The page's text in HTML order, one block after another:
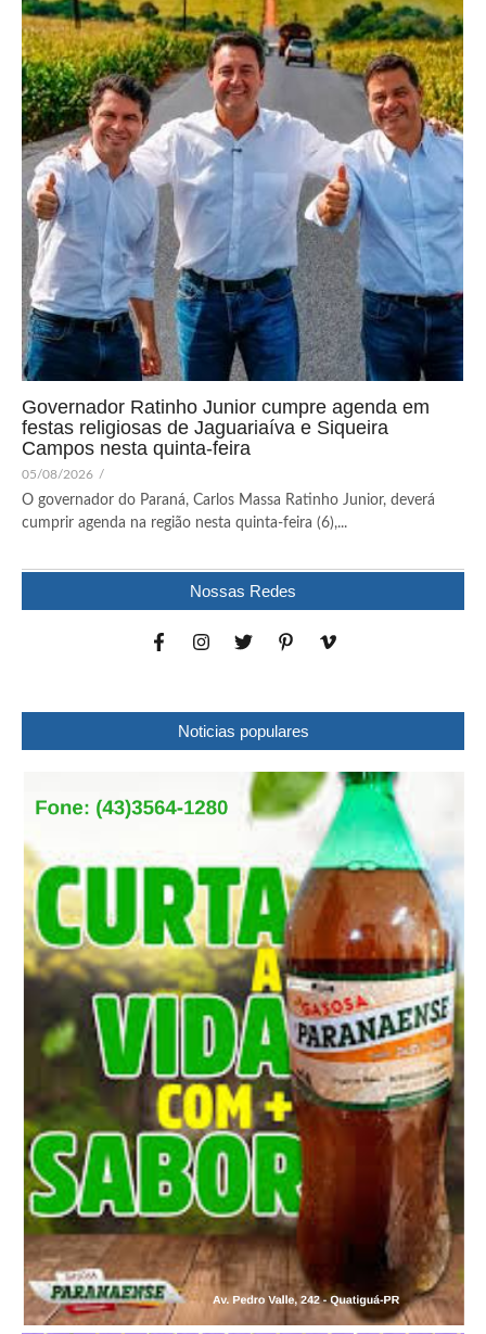
Governador Ratinho Junior cumpre agenda em
festas religiosas de Jaguariaíva e Siqueira
Campos nesta quinta-feira
05/08/2026 /
O governador do Paraná, Carlos Massa Ratinho Junior, deverá
cumprir agenda na região nesta quinta-feira (6),...
Nossas Redes
Noticias populares